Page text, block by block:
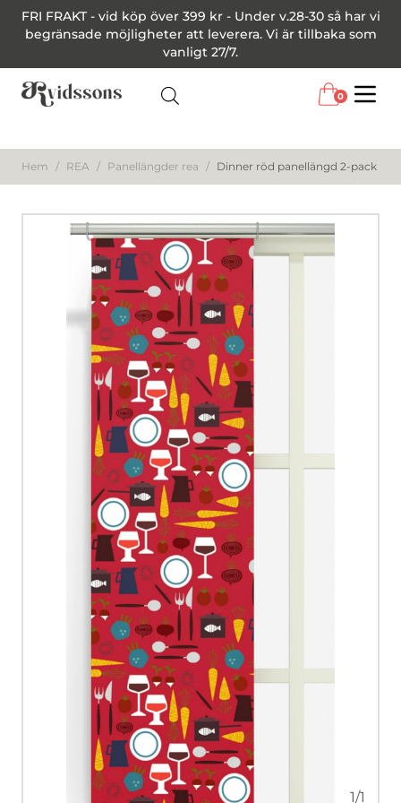
FRI FRAKT - vid köp över 399 kr - Under v.28-30 så har vi
begränsade möjligheter att leverera. Vi är tillbaka som
vanligt 27/7.
0
Hem / REA / Panellängder rea / Dinner röd panellängd 2-pack
1/1